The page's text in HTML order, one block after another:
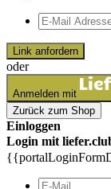
Link anfordern
oder
Anmelden mit
Zurück zum Shop
Einloggen
Login mit